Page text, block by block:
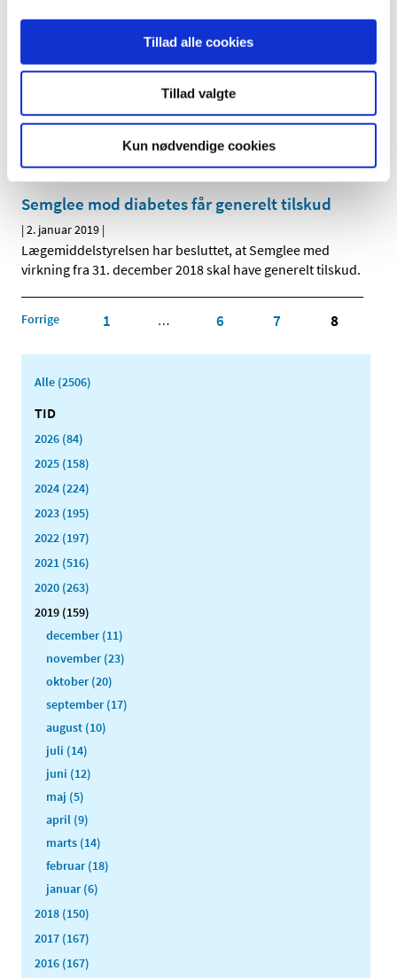
Tillad alle cookies
Tillad valgte
Kun nødvendige cookies
en interessent til sine drøftelser af tilskudsstatus for…
Genopslag: Ledig bevilling til Hjørring Svane
|8. januar 2019|
Bevillingen til at drive Hjørring Svane Apotek er ledig pr. 1.
Semglee mod diabetes får generelt tilskud
| 2. januar 2019 |
Lægemiddelstyrelsen har besluttet, at Semglee med
virkning fra 31. december 2018 skal have generelt tilskud.
Forrige 1 … 6 7 8
Alle (2506)
TID
2026 (84)
2025 (158)
2024 (224)
2023 (195)
2022 (197)
2021 (516)
2020 (263)
2019 (159)
december (11)
november (23)
oktober (20)
september (17)
august (10)
juli (14)
juni (12)
maj (5)
april (9)
marts (14)
februar (18)
januar (6)
2018 (150)
2017 (167)
2016 (167)